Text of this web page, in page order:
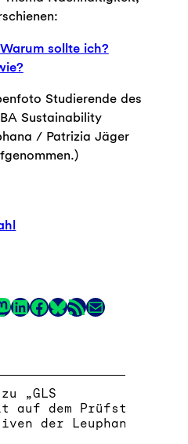
sollte ich?
Studierende des
Sustainability
/ Patrizia Jäger
LinkedIn
Facebook
LinkRSS-Feed
E-Mail
„GLS
auf dem Prüfstand
der Leuphana“